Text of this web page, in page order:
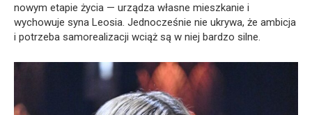
nowym etapie życia — urządza własne mieszkanie i
wychowuje syna Leosia. Jednocześnie nie ukrywa, że ambicja
i potrzeba samorealizacji wciąż są w niej bardzo silne.